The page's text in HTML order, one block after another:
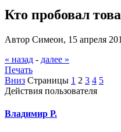
Кто пробовал
Автор Симеон, 15 апреля
« назад - далее »
Печать
Вниз Страницы 1 2 3 4 5
Действия пользователя
Владимир Р.